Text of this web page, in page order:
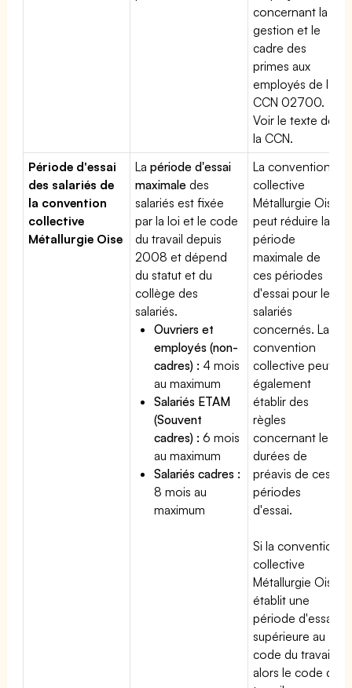
concernant la
gestion et le
cadre des
primes aux
employés de la
CCN 02700.
Voir le texte de
la CCN.
Période d'essai
des salariés de
la convention
collective
Métallurgie Oise
Lapériode d'essai
maximale des
salariés est fixée
par la loi et le code
du travail depuis
2008 et dépend
du statut et du
collège des
salariés.
Ouvriers et
employés (non-
cadres) : 4 mois
au maximum
Salariés ETAM
(Souvent
cadres) : 6 mois
au maximum
Salariés cadres :
8 mois au
maximum
La convention
collective
Métallurgie Oise
peut réduire la
période
maximale de
ces périodes
d'essai pour les
salariés
concernés. La
convention
collective peut
également
établir des
règles
concernant les
durées de
préavis de ces
périodes
d'essai.
Si la convention
collective
Métallurgie Oise
établit une
période d'essai
supérieure au
code du travail,
alors le code du